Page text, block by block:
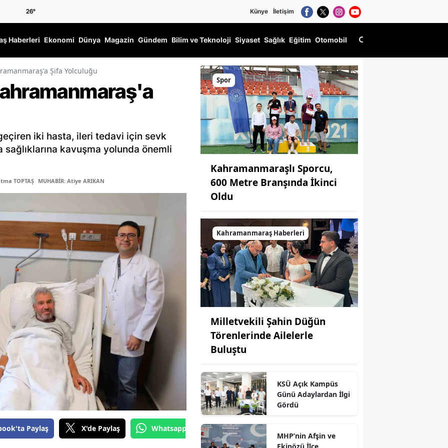
26° Künye İletişim
Haberleri Ekonomi Dünya Magazin Gündem Bilim ve Teknoloji Siyaset Sağlık Eğitim Otomobil
Şifa Yolculuğu
iki hasta, ileri tedavi için sevk
kavuşma yolunda önemli
TOPTAŞ MUHABİR: Atiye ARIKAN
Paylaş X'de Paylaş Whatsapp'tan Gönder
Spor
Kahramanmaraşlı Sporcu,
600 Metre Branşında İkinci
Oldu
Kahramanmaraş Haberleri
Milletvekili Şahin Düğün
Törenlerinde Ailelerle
Buluştu
KSÜ Açık Kampüs
Günü Adaylardan İlgi
Gördü
MHP’nin Afşin ve